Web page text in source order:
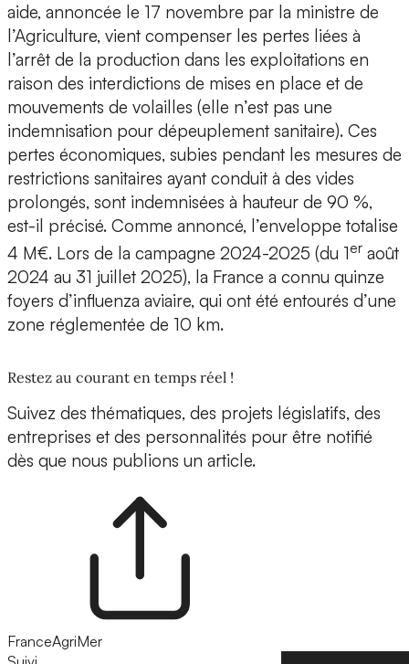
aide, annoncée le 17 novembre par la ministre de
l’Agriculture, vient compenser les pertes liées à
l’arrêt de la production dans les exploitations en
raison des interdictions de mises en place et de
mouvements de volailles (elle n’est pas une
indemnisation pour dépeuplement sanitaire). Ces
pertes économiques, subies pendant les mesures de
restrictions sanitaires ayant conduit à des vides
prolongés, sont indemnisées à hauteur de 90 %,
est-il précisé. Comme annoncé, l’enveloppe totalise
4 M€. Lors de la campagne 2024-2025 (du 1er août
2024 au 31 juillet 2025), la France a connu quinze
foyers d’influenza aviaire, qui ont été entourés d’une
zone réglementée de 10 km.
Restez au courant en temps réel !
Suivez des thématiques, des projets législatifs, des
entreprises et des personnalités pour être notifié
dès que nous publions un article.
FranceAgriMer